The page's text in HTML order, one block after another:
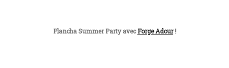
Plancha Summer Party avecForge Adour!